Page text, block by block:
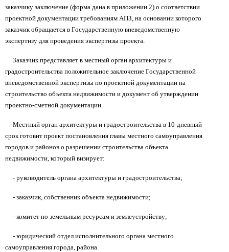
заказчику заключение (форма дана в приложении 2) о соответствии
проектной документации требованиям АПЗ, на основании которого
заказчик обращается в Государственную вневедомственную
экспертизу для проведения экспертизы проекта.
Заказчик представляет в местный орган архитектуры и
градостроительства положительное заключение Государственной
вневедомственной экспертизы по проектной документации на
строительство объекта недвижимости и документ об утверждении
проектно-сметной документации.
Местный орган архитектуры и градостроительства в 10-дневный
срок готовит проект постановления главы местного самоуправления
городов и районов о разрешении строительства объекта
недвижимости, который визирует:
- руководитель органа архитектуры и градостроительства;
- заказчик, собственник объекта недвижимости;
- комитет по земельным ресурсам и землеустройству;
- юридический отдел исполнительного органа местного
самоуправления города, района.